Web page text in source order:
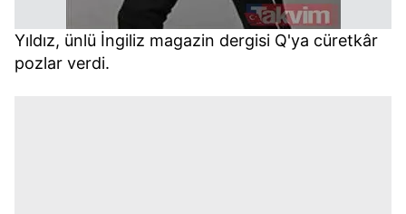
Yıldız, ünlü İngiliz magazin dergisi Q'ya cüretkâr
pozlar verdi.